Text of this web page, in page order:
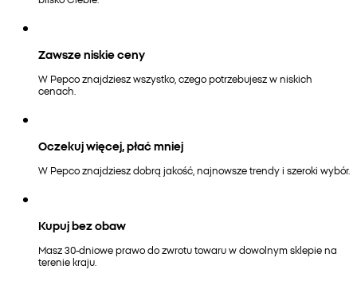
Zawsze niskie ceny
W Pepco znajdziesz wszystko, czego potrzebujesz w niskich
cenach.
Oczekuj więcej, płać mniej
W Pepco znajdziesz dobrą jakość, najnowsze trendy i szeroki wybór.
Kupuj bez obaw
Masz 30-dniowe prawo do zwrotu towaru w dowolnym sklepie na
terenie kraju.